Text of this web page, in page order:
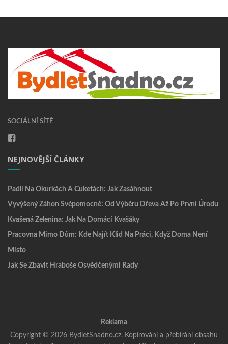
SOCIÁLNÍ SÍTĚ
NEJNOVĚJŠÍ ČLÁNKY
Padlí Na Okurkách A Cuketách: Jak Zasáhnout
Vyvýšený Záhon Svépomocně: Od Výběru Dřeva Až Po První Úrodu
Kvašená Zelenina: Jak Na Domácí Kvašáky
Pracovna Mimo Dům: Kde Najít Klid Na Práci, Když Doma Není
Místo
Jak Se Zbavit Hraboše Osvědčenými Rady
Reklama
Copyright © 2026 BydletSnadno.cz. Kopírování a přebírání obsahu